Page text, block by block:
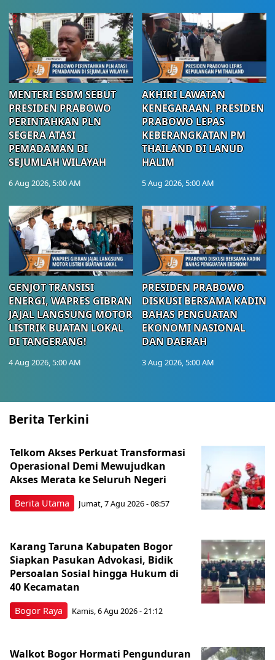
MENTERI ESDM SEBUT
PRESIDEN PRABOWO
PERINTAHKAN PLN
SEGERA ATASI
PEMADAMAN DI
SEJUMLAH WILAYAH
6 Aug 2026, 5:00 AM
AKHIRI LAWATAN
KENEGARAAN, PRESIDEN
PRABOWO LEPAS
KEBERANGKATAN PM
THAILAND DI LANUD
HALIM
5 Aug 2026, 5:00 AM
GENJOT TRANSISI
ENERGI, WAPRES GIBRAN
JAJAL LANGSUNG MOTOR
LISTRIK BUATAN LOKAL
DI TANGERANG!
4 Aug 2026, 5:00 AM
PRESIDEN PRABOWO
DISKUSI BERSAMA KADIN
BAHAS PENGUATAN
EKONOMI NASIONAL
DAN DAERAH
3 Aug 2026, 5:00 AM
Berita Terkini
Berita Utama
Telkom Akses Perkuat Transformasi
Operasional Demi Mewujudkan
Akses Merata ke Seluruh Negeri
Jumat, 7 Agu 2026 - 08:57
Bogor Raya
Karang Taruna Kabupaten Bogor
Siapkan Pasukan Advokasi, Bidik
Persoalan Sosial hingga Hukum di
40 Kecamatan
Kamis, 6 Agu 2026 - 21:12
Walkot Bogor Hormati Pengunduran